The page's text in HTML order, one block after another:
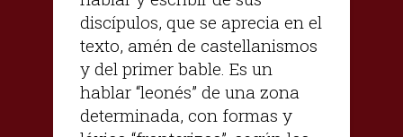
discípulos, que se aprecia en el
texto, amén de castellanismos
y del primer bable. Es un
hablar “leonés” de una zona
determinada, con formas y